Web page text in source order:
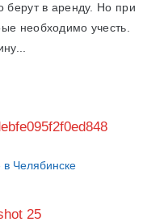
берут в аренду. Но при
необходимо учесть.
в Челябинске